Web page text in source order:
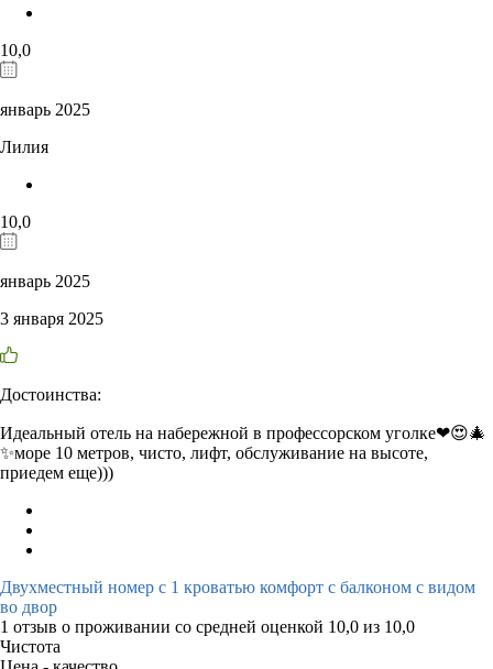
10,0
январь 2025
Лилия
10,0
январь 2025
3 января 2025
Достоинства:
Идеальный отель на набережной в профессорском уголке❤😍🎄
✨море 10 метров, чисто, лифт, обслуживание на высоте,
приедем еще)))
Двухместный номер с 1 кроватью комфорт с балконом с видом
во двор
1 отзыв о проживании со средней оценкой 10,0 из 10,0
Чистота